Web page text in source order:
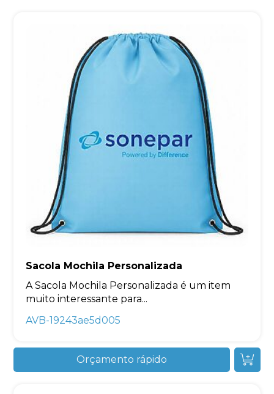
Sacola Mochila Personalizada
A Sacola Mochila Personalizada é um item
muito interessante para...
AVB-19243ae5d005
Orçamento rápido